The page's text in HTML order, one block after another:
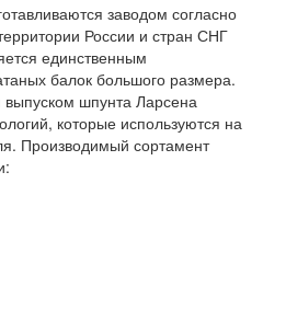
заводом согласно
России и стран СНГ
единственным
балок большого размера.
шпунта Ларсена
которые используются на
Производимый сортамент